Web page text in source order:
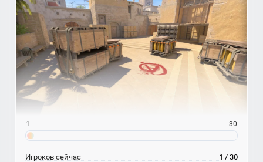
1 30
Игроков сейчас 1 / 30